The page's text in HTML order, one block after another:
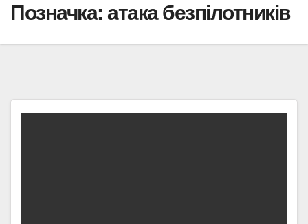
Позначка: атака безпілотників